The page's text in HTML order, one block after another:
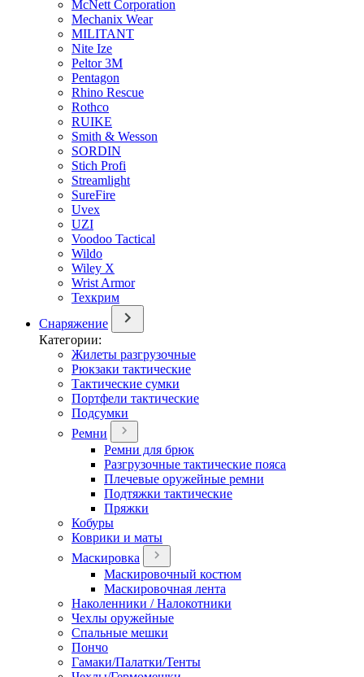
McNett Corporation
Mechanix Wear
MILITANT
Nite Ize
Peltor 3M
Pentagon
Rhino Rescue
Rothco
RUIKE
Smith & Wesson
SORDIN
Stich Profi
Streamlight
SureFire
Uvex
UZI
Voodoo Tactical
Wildo
Wiley X
Wrist Armor
Техкрим
Снаряжение
Категории:
Жилеты разгрузочные
Рюкзаки тактические
Тактические сумки
Портфели тактические
Подсумки
Ремни
Ремни для брюк
Разгрузочные тактические пояса
Плечевые оружейные ремни
Подтяжки тактические
Пряжки
Кобуры
Коврики и маты
Маскировка
Маскировочный костюм
Маскировочная лента
Наколенники / Налокотники
Чехлы оружейные
Спальные мешки
Пончо
Гамаки/Палатки/Тенты